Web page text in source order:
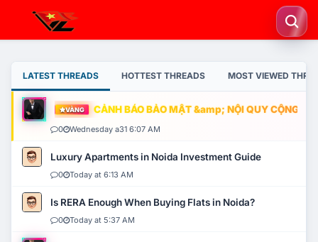
LATEST THREADS HOTTEST THREADS MOST VIEWED
VÀNG CẢNH BÁO BẢO MẬT &amp; NỘI QUY CỘNG
0 Wednesday a31 6:07 AM
Luxury Apartments in Noida Investment Guide
0 Today at 6:13 AM
Is RERA Enough When Buying Flats in Noida?
0 Today at 5:37 AM